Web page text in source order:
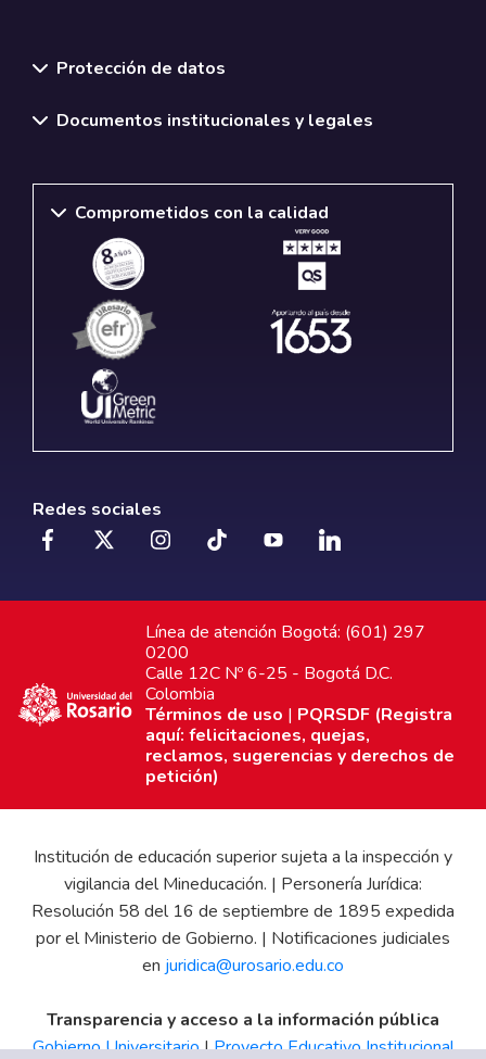
Protección de datos
Documentos institucionales y legales
Comprometidos con la calidad
Redes sociales
Línea de atención Bogotá: (601) 297
0200
Calle 12C Nº 6-25 - Bogotá D.C.
Colombia
Términos de uso | PQRSDF (Registra
aquí: felicitaciones, quejas,
reclamos, sugerencias y derechos de
petición)
Institución de educación superior sujeta a la inspección y
vigilancia del Mineducación. | Personería Jurídica:
Resolución 58 del 16 de septiembre de 1895 expedida
por el Ministerio de Gobierno. | Notificaciones judiciales
en juridica@urosario.edu.co
Transparencia y acceso a la información pública
Gobierno Universitario|Proyecto Educativo Institucional